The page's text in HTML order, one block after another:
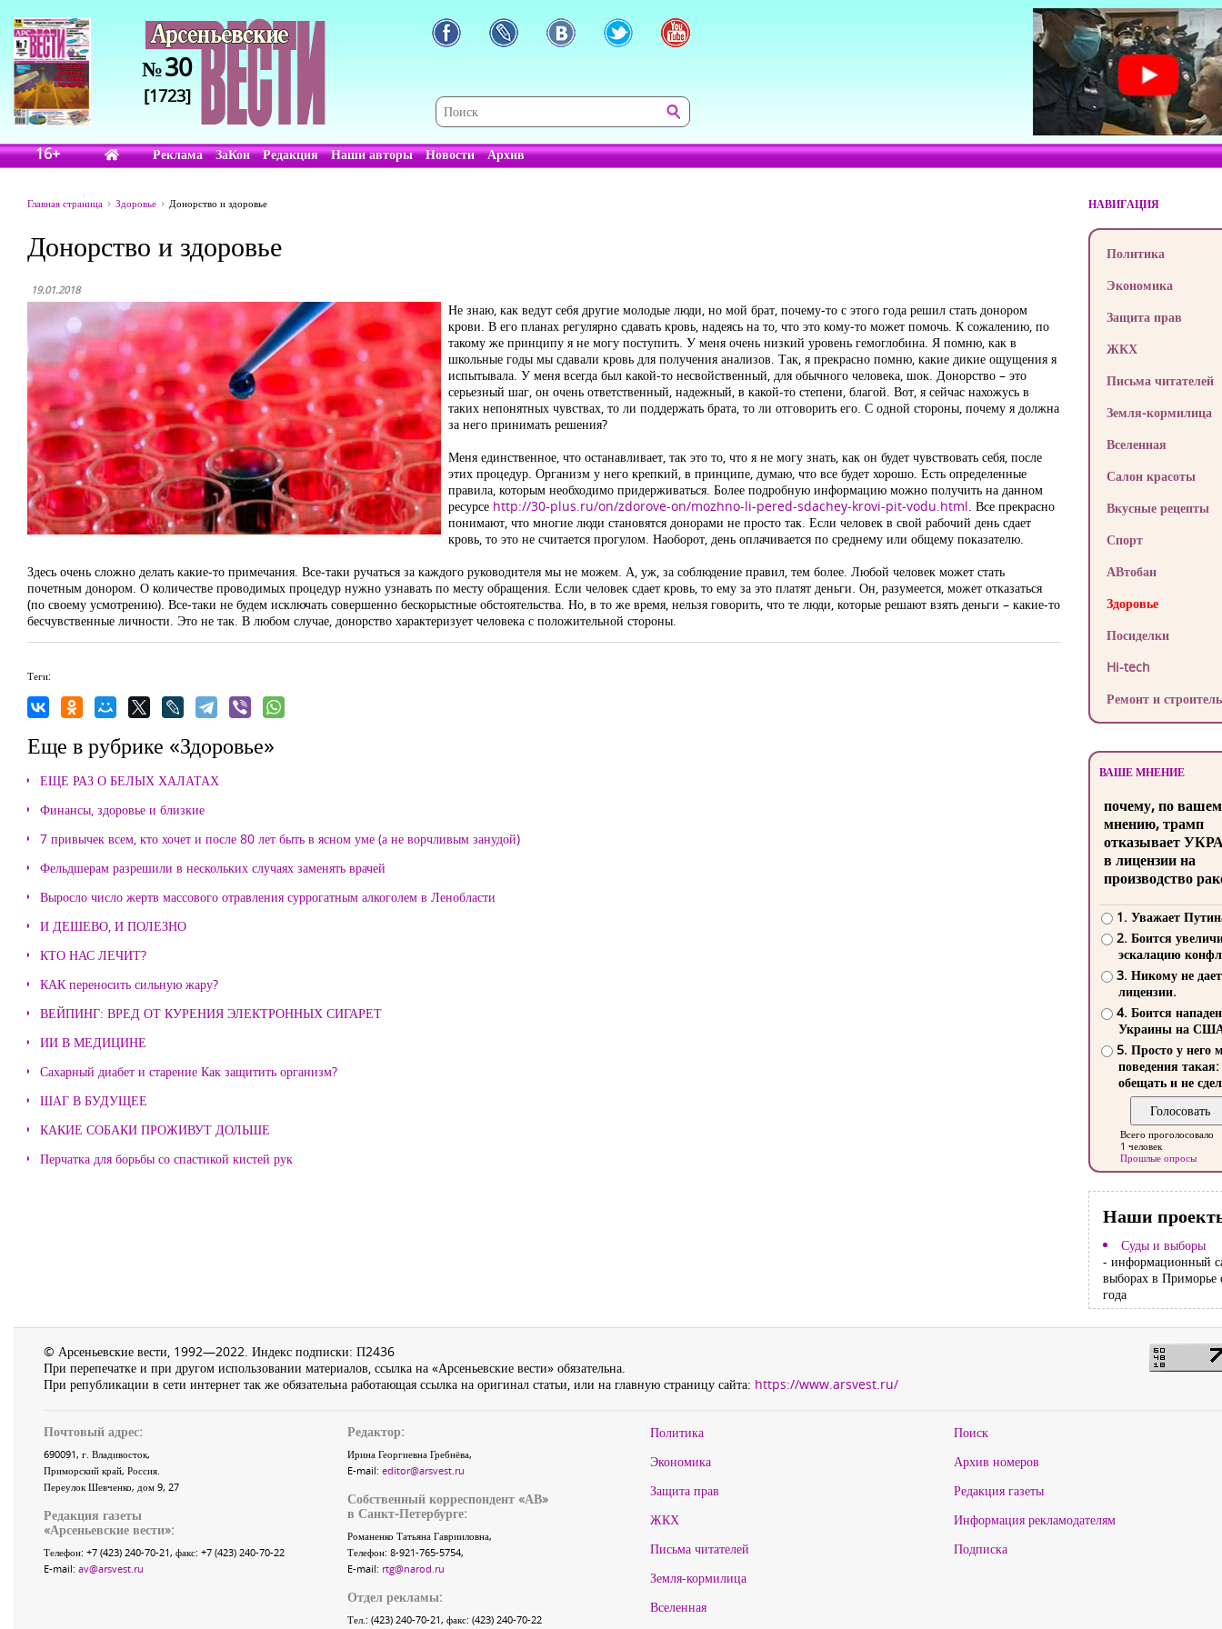
№30
[1723]
16+ Реклама ЗаКон Редакция Наши авторы Новости Архив
Главная страница Здоровье Донорство и здоровье
Донорство и здоровье
19.01.2018
Не знаю, как ведут себя другие молодые люди, но мой брат, почему-то с этого года решил стать донором
крови. В его планах регулярно сдавать кровь, надеясь на то, что это кому-то может помочь. К сожалению, по
такому же принципу я не могу поступить. У меня очень низкий уровень гемоглобина. Я помню, как в
школьные годы мы сдавали кровь для получения анализов. Так, я прекрасно помню, какие дикие ощущения я
испытывала. У меня всегда был какой-то несвойственный, для обычного человека, шок. Донорство – это
серьезный шаг, он очень ответственный, надежный, в какой-то степени, благой. Вот, я сейчас нахожусь в
таких непонятных чувствах, то ли поддержать брата, то ли отговорить его. С одной стороны, почему я должна
за него принимать решения?
Меня единственное, что останавливает, так это то, что я не могу знать, как он будет чувствовать себя, после
этих процедур. Организм у него крепкий, в принципе, думаю, что все будет хорошо. Есть определенные
правила, которым необходимо придерживаться. Более подробную информацию можно получить на данном
ресурсе http://30-plus.ru/on/zdorove-on/mozhno-li-pered-sdachey-krovi-pit-vodu.html. Все прекрасно
понимают, что многие люди становятся донорами не просто так. Если человек в свой рабочий день сдает
кровь, то это не считается прогулом. Наоборот, день оплачивается по среднему или общему показателю.
Здесь очень сложно делать какие-то примечания. Все-таки ручаться за каждого руководителя мы не можем. А, уж, за соблюдение правил, тем более. Любой человек может стать
почетным донором. О количестве проводимых процедур нужно узнавать по месту обращения. Если человек сдает кровь, то ему за это платят деньги. Он, разумеется, может отказаться
(по своему усмотрению). Все-таки не будем исключать совершенно бескорыстные обстоятельства. Но, в то же время, нельзя говорить, что те люди, которые решают взять деньги – какие-то
бесчувственные личности. Это не так. В любом случае, донорство характеризует человека с положительной стороны.
Теги:
Еще в рубрике «Здоровье»
ЕЩЕ РАЗ О БЕЛЫХ ХАЛАТАХ
Финансы, здоровье и близкие
7 привычек всем, кто хочет и после 80 лет быть в ясном уме (а не ворчливым занудой)
Фельдшерам разрешили в нескольких случаях заменять врачей
Выросло число жертв массового отравления суррогатным алкоголем в Ленобласти
И ДЕШЕВО, И ПОЛЕЗНО
КТО НАС ЛЕЧИТ?
КАК переносить сильную жару?
ВЕЙПИНГ: ВРЕД ОТ КУРЕНИЯ ЭЛЕКТРОННЫХ СИГАРЕТ
ИИ В МЕДИЦИНЕ
Сахарный диабет и старение Как защитить организм?
ШАГ В БУДУЩЕЕ
КАКИЕ СОБАКИ ПРОЖИВУТ ДОЛЬШЕ
Перчатка для борьбы со спастикой кистей рук
НАВИГАЦИЯ
Политика
Экономика
Защита прав
ЖКХ
Письма читателей
Земля-кормилица
Вселенная
Салон красоты
Вкусные рецепты
Спорт
АВтобан
Здоровье
Посиделки
Hi-tech
Ремонт и
ВАШЕ МНЕНИЕ
почему, по
мнению, трамп
отказывает
в лицензии на
производство
1. Уважает
2. Боится
эскалацию
3. Никому не
лицензии.
4. Боится
Украины на
5. Просто у него
поведения такая:
обещать и не
Всего проголосовало
1 человек
Прошлые опросы
Наши
Суды и выборы
- информационный
выборах в Приморье
года
© Арсеньевские вести, 1992—2022. Индекс подписки: П2436
При перепечатке и при другом использовании материалов, ссылка на «Арсеньевские вести» обязательна.
При републикации в сети интернет так же обязательна работающая ссылка на оригинал статьи, или на главную страницу сайта: https://www.arsvest.ru/
Почтовый адрес:
690091, г. Владивосток,
Приморский край, Россия.
Переулок Шевченко, дом 9, 27
Редакция газеты
«Арсеньевские вести»:
Телефон: +7 (423) 240-70-21, факс: +7 (423) 240-70-22
E-mail: av@arsvest.ru
Редактор:
Ирина Георгиевна Гребнёва,
E-mail: editor@arsvest.ru
Собственный корреспондент «АВ»
в Санкт-Петербурге:
Романенко Татьяна Гаврииловна,
Телефон: 8-921-765-5754,
E-mail: rtg@narod.ru
Отдел рекламы:
Тел.: (423) 240-70-21, факс: (423) 240-70-22
Политика
Экономика
Защита прав
ЖКХ
Письма читателей
Земля-кормилица
Вселенная
Поиск
Архив номеров
Редакция газеты
Информация рекламодателям
Подписка